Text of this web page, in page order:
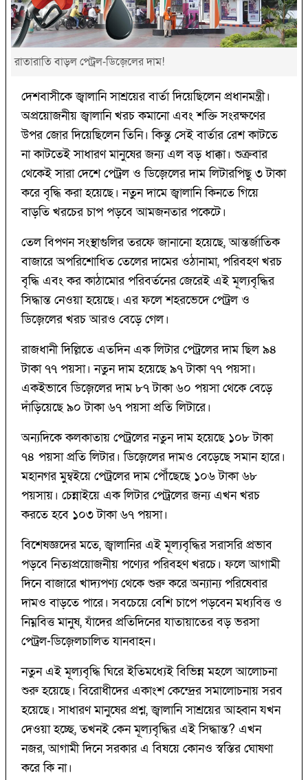
রাতারাতি বাড়ল পেট্রল-ডিজ়েলের দাম!
দেশবাসীকে জ্বালানি সাশ্রয়ের বার্তা দিয়েছিলেন প্রধানমন্ত্রী।
অপ্রয়োজনীয় জ্বালানি খরচ কমানো এবং শক্তি সংরক্ষণের
উপর জোর দিয়েছিলেন তিনি। কিন্তু সেই বার্তার রেশ কাটতে
না কাটতেই সাধারণ মানুষের জন্য এল বড় ধাক্কা। শুক্রবার
থেকেই সারা দেশে পেট্রল ও ডিজ়েলের দাম লিটারপিছু ৩ টাকা
করে বৃদ্ধি করা হয়েছে। নতুন দামে জ্বালানি কিনতে গিয়ে
বাড়তি খরচের চাপ পড়বে আমজনতার পকেটে।
তেল বিপণন সংস্থাগুলির তরফে জানানো হয়েছে, আন্তর্জাতিক
বাজারে অপরিশোধিত তেলের দামের ওঠানামা, পরিবহণ খরচ
বৃদ্ধি এবং কর কাঠামোর পরিবর্তনের জেরেই এই মূল্যবৃদ্ধির
সিদ্ধান্ত নেওয়া হয়েছে। এর ফলে শহরভেদে পেট্রল ও
ডিজ়েলের খরচ আরও বেড়ে গেল।
রাজধানী দিল্লিতে এতদিন এক লিটার পেট্রলের দাম ছিল ৯৪
টাকা ৭৭ পয়সা। নতুন দাম হয়েছে ৯৭ টাকা ৭৭ পয়সা।
একইভাবে ডিজ়েলের দাম ৮৭ টাকা ৬০ পয়সা থেকে বেড়ে
দাঁড়িয়েছে ৯০ টাকা ৬৭ পয়সা প্রতি লিটারে।
অন্যদিকে কলকাতায় পেট্রলের নতুন দাম হয়েছে ১০৮ টাকা
৭৪ পয়সা প্রতি লিটার। ডিজ়েলের দামও বেড়েছে সমান হারে।
মহানগর মুম্বইয়ে পেট্রলের দাম পৌঁছেছে ১০৬ টাকা ৬৮
পয়সায়। চেন্নাইয়ে এক লিটার পেট্রলের জন্য এখন খরচ
করতে হবে ১০৩ টাকা ৬৭ পয়সা।
বিশেষজ্ঞদের মতে, জ্বালানির এই মূল্যবৃদ্ধির সরাসরি প্রভাব
পড়বে নিত্যপ্রয়োজনীয় পণ্যের পরিবহণ খরচে। ফলে আগামী
দিনে বাজারে খাদ্যপণ্য থেকে শুরু করে অন্যান্য পরিষেবার
দামও বাড়তে পারে। সবচেয়ে বেশি চাপে পড়বেন মধ্যবিত্ত ও
নিম্নবিত্ত মানুষ, যাঁদের প্রতিদিনের যাতায়াতের বড় ভরসা
পেট্রল-ডিজ়েলচালিত যানবাহন।
নতুন এই মূল্যবৃদ্ধি ঘিরে ইতিমধ্যেই বিভিন্ন মহলে আলোচনা
শুরু হয়েছে। বিরোধীদের একাংশ কেন্দ্রের সমালোচনায় সরব
হয়েছে। সাধারণ মানুষের প্রশ্ন, জ্বালানি সাশ্রয়ের আহ্বান যখন
দেওয়া হচ্ছে, তখনই কেন মূল্যবৃদ্ধির এই সিদ্ধান্ত? এখন
নজর, আগামী দিনে সরকার এ বিষয়ে কোনও স্বস্তির ঘোষণা
করে কি না।